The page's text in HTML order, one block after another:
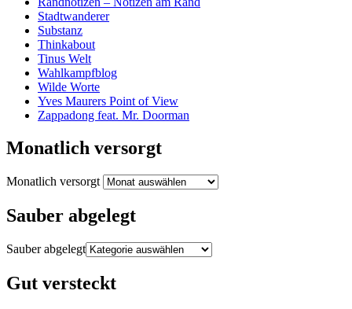
Stadtwanderer
Substanz
Thinkabout
Tinus Welt
Wahlkampfblog
Wilde Worte
Yves Maurers Point of View
Zappadong feat. Mr. Doorman
Monatlich versorgt
Monatlich versorgt
Sauber abgelegt
Sauber abgelegt
Gut versteckt